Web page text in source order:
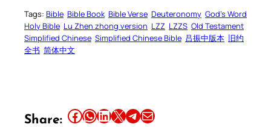
Tags: Bible Bible Book Bible Verse Deuteronomy God’s Word
Holy Bible Lu Zhen zhong version LZZ LZZS Old Testament
Simplified Chinese Simplified Chinese Bible 吕振中版本 旧约
全书 简体中文
Share: Share this article on Facebook Share this article on WhatsApp Share this article on LinkedIn Share this article on X Share this article on TelegramEmail this Article